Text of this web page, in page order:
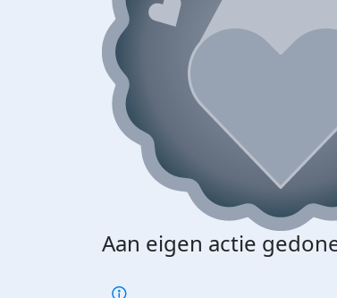
Aan eigen actie